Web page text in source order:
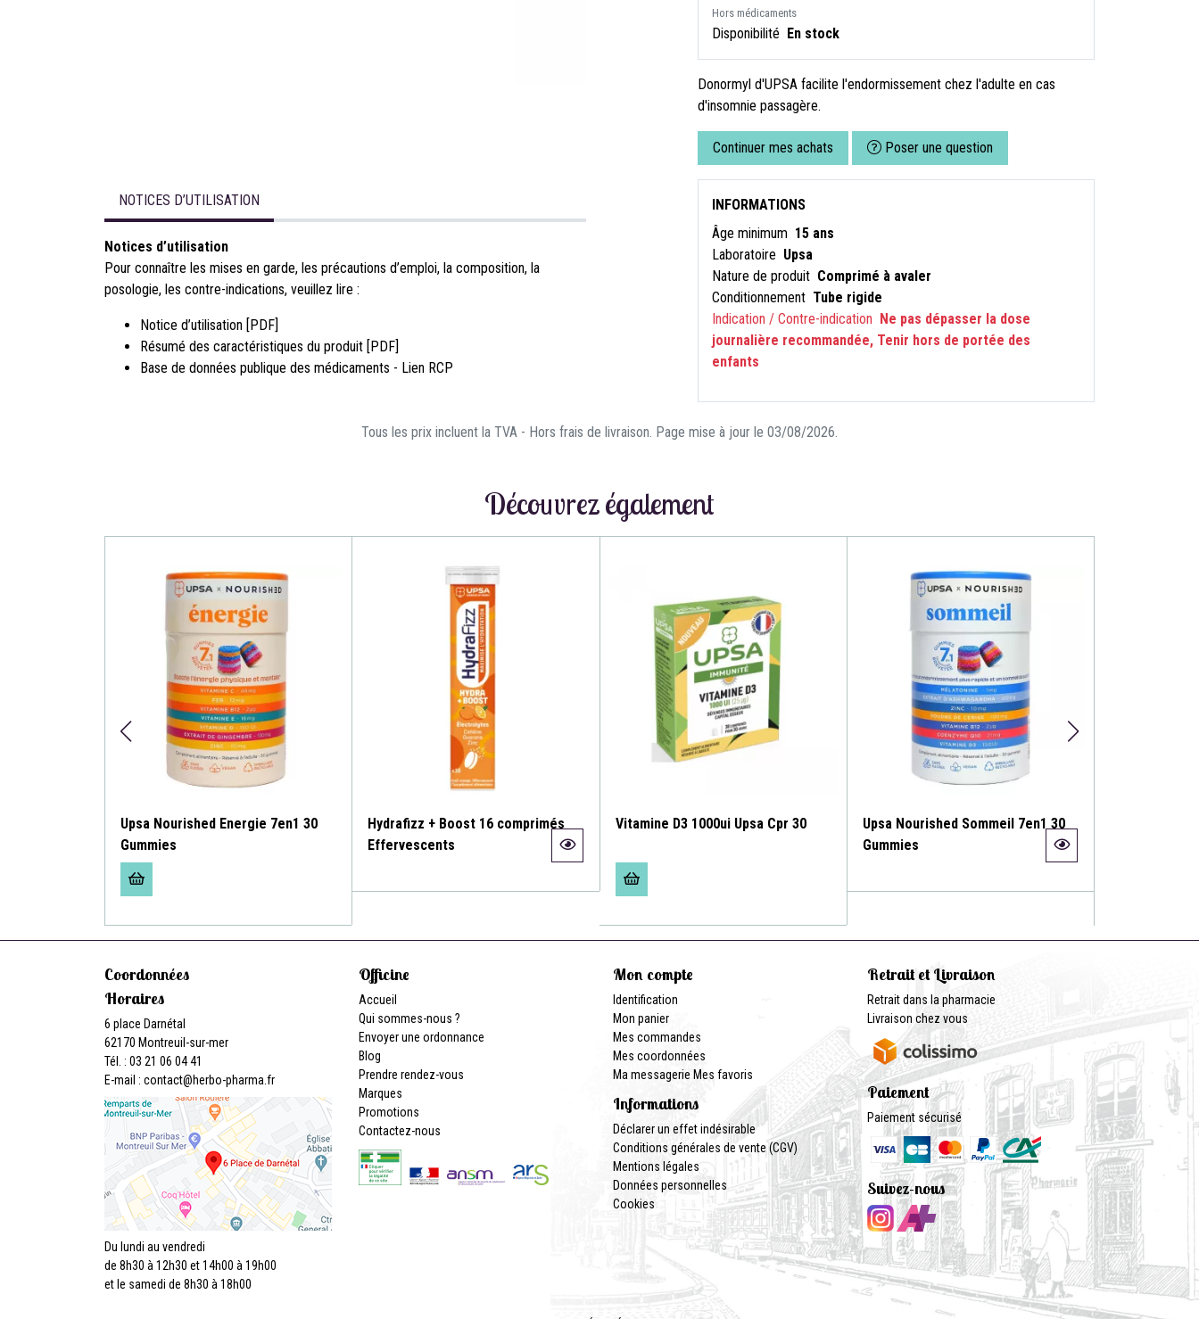
Hors médicaments
Disponibilité En stock
Donormyl d'UPSA facilite l'endormissement chez l'adulte en cas
d'insomnie passagère.
Continuer mes achats Poser une question
NOTICES D’UTILISATION
Notices d’utilisation
Pour connaître les mises en garde, les précautions d’emploi, la composition, la
posologie, les contre-indications, veuillez lire :
Notice d’utilisation [PDF]
Résumé des caractéristiques du produit [PDF]
Base de données publique des médicaments - Lien RCP
INFORMATIONS
Âge minimum 15 ans
Laboratoire Upsa
Nature de produit Comprimé à avaler
Conditionnement Tube rigide
Indication / Contre-indication Ne pas dépasser la dose
journalière recommandée, Tenir hors de portée des
enfants
Tous les prix incluent la TVA - Hors frais de livraison. Page mise à jour le 03/08/2026.
Découvrez également
Upsa Nourished Energie 7en1 30
Gummies
Hydrafizz + Boost 16 comprimés
Effervescents
Vitamine D3 1000ui Upsa Cpr 30
Upsa Nourished Sommeil 7en1 30
Gummies
Coordonnées
Horaires
6 place Darnétal
62170 Montreuil-sur-mer
Tél. : 03 21 06 04 41
E-mail : contact@herbo-pharma.fr
Du lundi au vendredi
de 8h30 à 12h30 et 14h00 à 19h00
et le samedi de 8h30 à 18h00
Officine
Accueil
Qui sommes-nous ?
Envoyer une ordonnance
Blog
Prendre rendez-vous
Marques
Promotions
Contactez-nous
Mon compte
Identification
Mon panier
Mes commandes
Mes coordonnées
Ma messagerie Mes favoris
Informations
Déclarer un effet indésirable
Conditions générales de vente (CGV)
Mentions légales
Données personnelles
Cookies
Retrait et Livraison
Retrait dans la pharmacie
Livraison chez vous
Paiement
Paiement sécurisé
Suivez-nous